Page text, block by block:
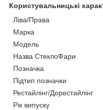
Користувальницькі
Ліва/Права
Марка
Мoдель
Назва СтеклоФари
Позначка
Підтип позначки
Рестайлінг/Дорестайлінг
Рік випуску